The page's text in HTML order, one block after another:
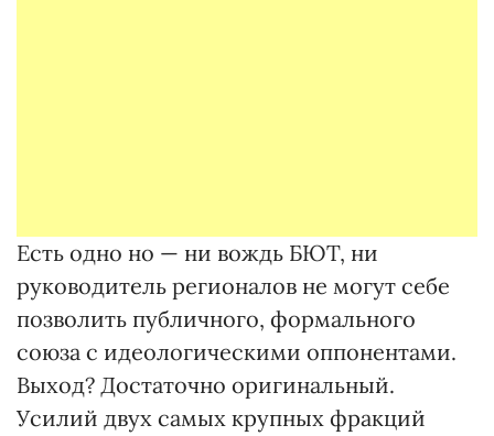
Есть одно но — ни вождь БЮТ, ни
руководитель регионалов не могут себе
позволить публичного, формального
союза с идеологическими оппонентами.
Выход? Достаточно оригинальный.
Усилий двух самых крупных фракций